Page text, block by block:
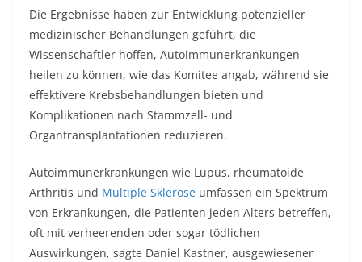
Die Ergebnisse haben zur Entwicklung potenzieller
medizinischer Behandlungen geführt, die
Wissenschaftler hoffen, Autoimmunerkrankungen
heilen zu können, wie das Komitee angab, während sie
effektivere Krebsbehandlungen bieten und
Komplikationen nach Stammzell- und
Organtransplantationen reduzieren.
Autoimmunerkrankungen wie Lupus, rheumatoide
Arthritis und Multiple Sklerose umfassen ein Spektrum
von Erkrankungen, die Patienten jeden Alters betreffen,
oft mit verheerenden oder sogar tödlichen
Auswirkungen, sagte Daniel Kastner, ausgewiesener